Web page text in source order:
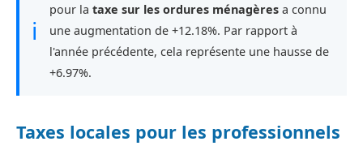
ℹ
pour la taxe sur les ordures ménagères a connu
une augmentation de +12.18%. Par rapport à
l'année précédente, cela représente une hausse de
+6.97%.
Taxes locales pour les professionnels